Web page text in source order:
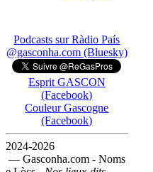
Podcasts sur Ràdio País
@gasconha.com (Bluesky)
Esprit GASCON
(Facebook)
Couleur Gascogne
(Facebook)
2024-2026
— Gasconha.com - Noms